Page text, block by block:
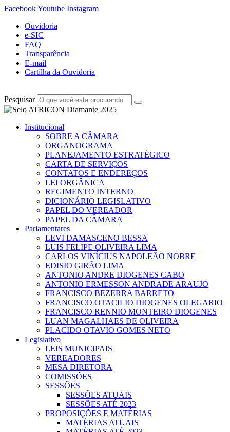
FacebookYoutube Instagram
Ouvidoria
e-SIC
FAQ
Transparência
E-mail
Cartilha da Ouvidoria
Pesquisar
Institucional
SOBRE A CÂMARA
ORGANOGRAMA
PLANEJAMENTO ESTRATÉGICO
CARTA DE SERVIÇOS
CONTATOS E ENDEREÇOS
LEI ORGÂNICA
REGIMENTO INTERNO
DICIONÁRIO LEGISLATIVO
PAPEL DO VEREADOR
PAPEL DA CÂMARA
Parlamentares
LEVI DAMASCENO BESSA
LUIS FELIPE OLIVEIRA LIMA
CARLOS VINÍCIUS NAPOLEÃO NOBRE
EDISIO GIRÃO LIMA
ANTONIO ANDRE DIOGENES CABO
ANTONIO ERMESSON ANDRADE ARAUJO
FRANCISCO BEZERRA BARRETO
FRANCISCO OTACILIO DIOGENES OLEGARIO
FRANCISCO RENNIO MONTEIRO DIOGENES
LUAN MAGALHAES DE OLIVEIRA
PLACIDO OTAVIO GOMES NETO
Legislativo
LEIS MUNICIPAIS
VEREADORES
MESA DIRETORA
COMISSÕES
SESSÕES
SESSÕES ATUAIS
SESSÕES ATÉ 2023
PROPOSIÇÕES E MATÉRIAS
MATÉRIAS ATUAIS